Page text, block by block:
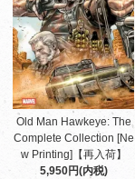
Old Man Hawkeye: The
Complete Collection [Ne
w Printing]【再入荷】
5,950円(内税)